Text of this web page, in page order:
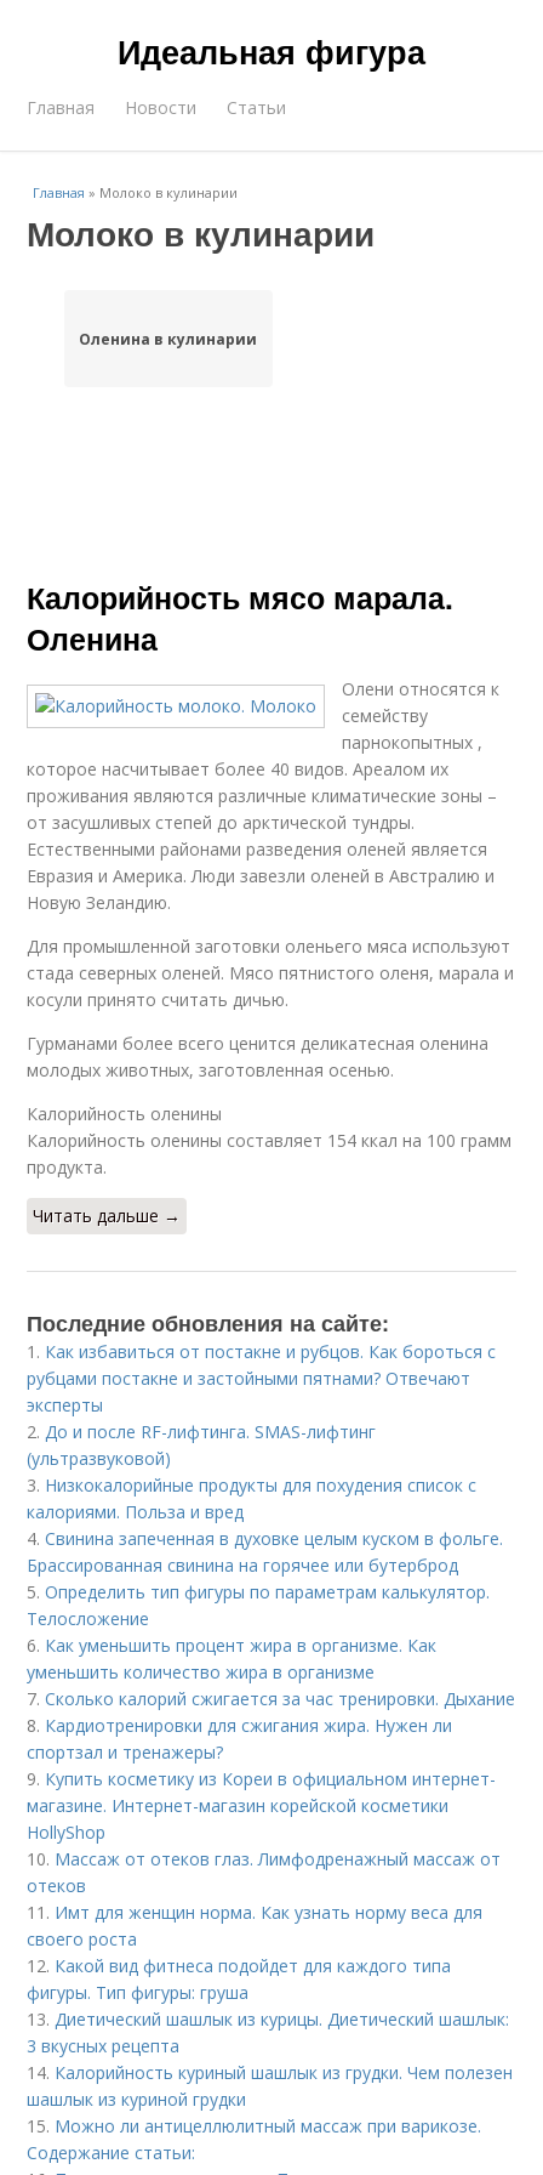
Идеальная фигура
Главная Новости Статьи
Главная » Молоко в кулинарии
Молоко в кулинарии
Оленина в кулинарии
Калорийность мясо марала.
Оленина
Олени относятся к
семейству
парнокопытных ,
которое насчитывает более 40 видов. Ареалом их
проживания являются различные климатические зоны –
от засушливых степей до арктической тундры.
Естественными районами разведения оленей является
Евразия и Америка. Люди завезли оленей в Австралию и
Новую Зеландию.
Для промышленной заготовки оленьего мяса используют
стада северных оленей. Мясо пятнистого оленя, марала и
косули принято считать дичью.
Гурманами более всего ценится деликатесная оленина
молодых животных, заготовленная осенью.
Калорийность оленины
Калорийность оленины составляет 154 ккал на 100 грамм
продукта.
Читать дальше →
Последние обновления на сайте:
1. Как избавиться от постакне и рубцов. Как бороться с
рубцами постакне и застойными пятнами? Отвечают
эксперты
2.До и после RF-лифтинга. SMAS-лифтинг
(ультразвуковой)
3. Низкокалорийные продукты для похудения список с
калориями. Польза и вред
4.Свинина запеченная в духовке целым куском в фольге.
Брассированная свинина на горячее или бутерброд
5.Определить тип фигуры по параметрам калькулятор.
Телосложение
6. Как уменьшить процент жира в организме. Как
уменьшить количество жира в организме
7.Сколько калорий сжигается за час тренировки. Дыхание
8. Кардиотренировки для сжигания жира. Нужен ли
спортзал и тренажеры?
9. Купить косметику из Кореи в официальном интернет-
магазине. Интернет-магазин корейской косметики
HollyShop
10. Массаж от отеков глаз. Лимфодренажный массаж от
отеков
11. Имт для женщин норма. Как узнать норму веса для
своего роста
12. Какой вид фитнеса подойдет для каждого типа
фигуры. Тип фигуры: груша
13.Диетический шашлык из курицы. Диетический шашлык:
3 вкусных рецепта
14. Калорийность куриный шашлык из грудки. Чем полезен
шашлык из куриной грудки
15. Можно ли антицеллюлитный массаж при варикозе.
Содержание статьи: